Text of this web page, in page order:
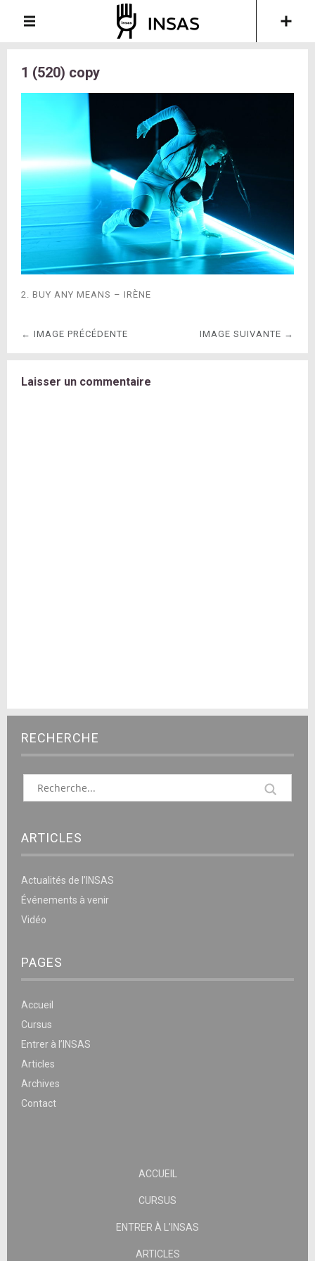
1 (520) copy
2. BUY ANY MEANS – IRÈNE
← IMAGE PRÉCÉDENTE IMAGE SUIVANTE →
Laisser un commentaire
RECHERCHE
ARTICLES
Actualités de l’INSAS
Événements à venir
Vidéo
PAGES
Accueil
Cursus
Entrer à l’INSAS
Articles
Archives
Contact
ACCUEIL
CURSUS
ENTRER À L’INSAS
ARTICLES